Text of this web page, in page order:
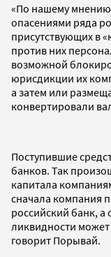
«По нашему
опасениями ряда
присутствующих в
против них
возможной
юрисдикции их
а затем или
конвертировали
Поступившие
банков. Так
капитала
сначала компания
российский банк, а
ликвидности может
говорит Порывай.